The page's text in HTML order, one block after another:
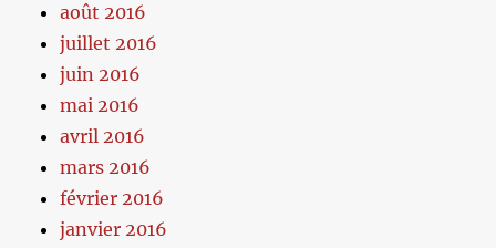
août 2016
juillet 2016
juin 2016
mai 2016
avril 2016
mars 2016
février 2016
janvier 2016